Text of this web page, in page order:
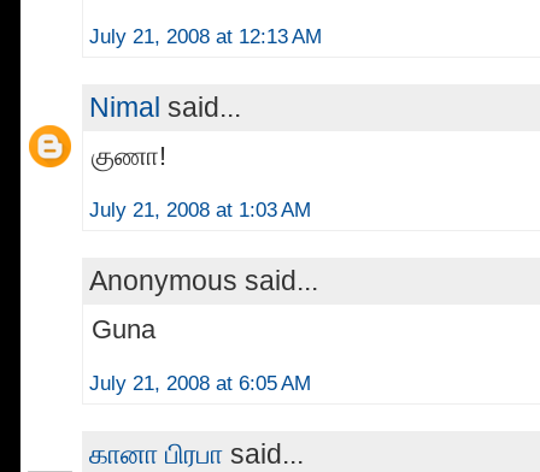
July 21, 2008 at 12:13 AM
Nimal said...
குணா!
July 21, 2008 at 1:03 AM
Anonymous said...
Guna
July 21, 2008 at 6:05 AM
கானா பிரபா said...